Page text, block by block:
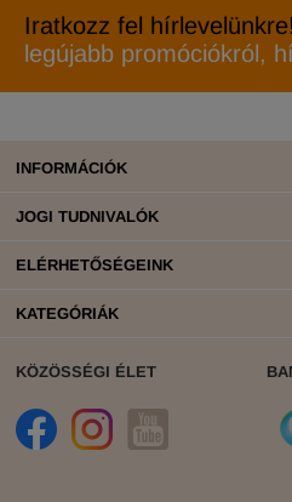
Iratkozz fel hírlevelünkre!
legújabb promóciókról,
INFORMÁCIÓK
JOGI TUDNIVALÓK
ELÉRHETŐSÉGEINK
KATEGÓRIÁK
KÖZÖSSÉGI ÉLET